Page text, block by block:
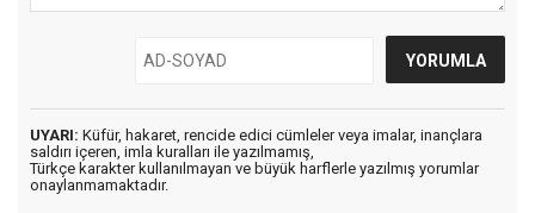
UYARI: Küfür, hakaret, rencide edici cümleler veya imalar, inançlara
saldırı içeren, imla kuralları ile yazılmamış,
Türkçe karakter kullanılmayan ve büyük harflerle yazılmış yorumlar
onaylanmamaktadır.